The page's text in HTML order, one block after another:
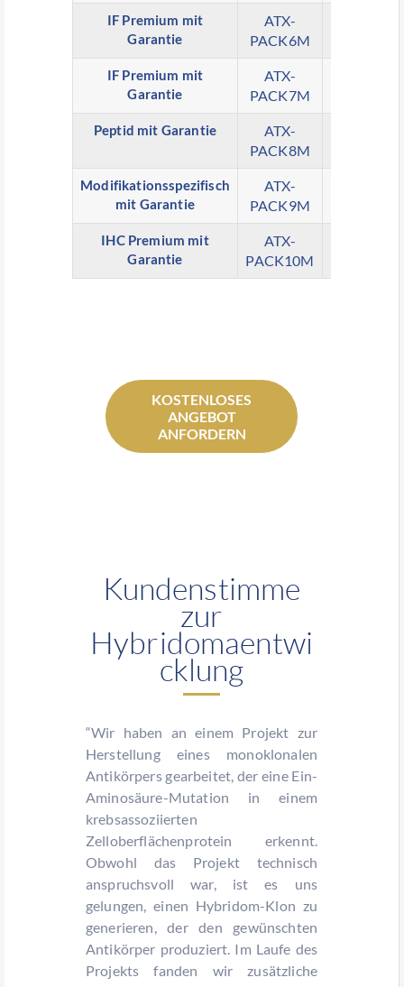
IF Premium mit
Garantie
ATX-
PACK6M
IF Premium mit
Garantie
ATX-
PACK7M
Peptid mit Garantie
ATX-
PACK8M
Modifikationsspezifisch
mit Garantie
ATX-
PACK9M
IHC Premium mit
Garantie
ATX-
PACK10M
KOSTENLOSES
ANGEBOT
ANFORDERN
Kundenstimme
zur
Hybridomaentwi
cklung
“Wir haben an einem Projekt zur
Herstellung eines monoklonalen
Antikörpers gearbeitet, der eine Ein-
Aminosäure-Mutation in einem
krebsassoziierten
Zelloberflächenprotein erkennt.
Obwohl das Projekt technisch
anspruchsvoll war, ist es uns
gelungen, einen Hybridom-Klon zu
generieren, der den gewünschten
Antikörper produziert. Im Laufe des
Projekts fanden wir zusätzliche